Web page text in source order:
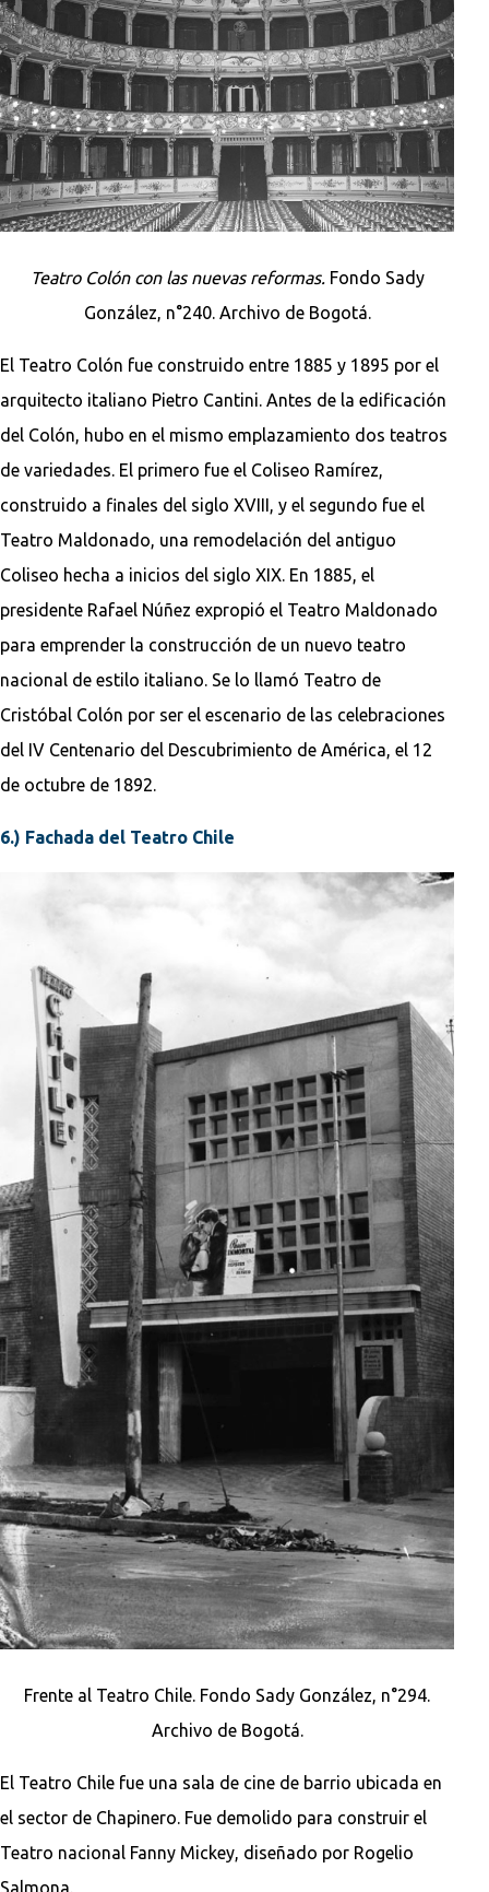
Teatro Colón con las nuevas reformas.Fondo Sady
González, n°240. Archivo de Bogotá.
El Teatro Colón fue construido entre 1885 y 1895 por el
arquitecto italiano Pietro Cantini. Antes de la edificación
del Colón, hubo en el mismo emplazamiento dos teatros
de variedades. El primero fue el Coliseo Ramírez,
construido a finales del siglo XVIII, y el segundo fue el
Teatro Maldonado, una remodelación del antiguo
Coliseo hecha a inicios del siglo XIX. En 1885, el
presidente Rafael Núñez expropió el Teatro Maldonado
para emprender la construcción de un nuevo teatro
nacional de estilo italiano. Se lo llamó Teatro de
Cristóbal Colón por ser el escenario de las celebraciones
del IV Centenario del Descubrimiento de América, el 12
de octubre de 1892.
6.) Fachada del Teatro Chile
Frente al Teatro Chile. Fondo Sady González, n°294.
Archivo de Bogotá.
El Teatro Chile fue una sala de cine de barrio ubicada en
el sector de Chapinero. Fue demolido para construir el
Teatro nacional Fanny Mickey, diseñado por Rogelio
Salmona.